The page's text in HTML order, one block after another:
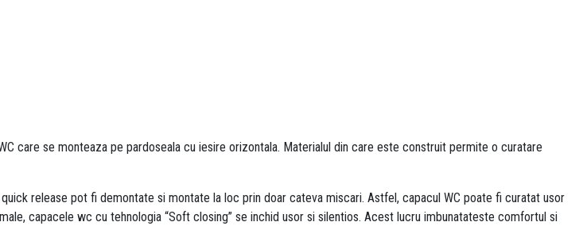
care se monteaza pe pardoseala cu iesire orizontala. Materialul din care este construit permite o curatare
release pot fi demontate si montate la loc prin doar cateva miscari. Astfel, capacul WC poate fi curatat usor
capacele wc cu tehnologia “Soft closing” se inchid usor si silentios. Acest lucru imbunatateste comfortul si